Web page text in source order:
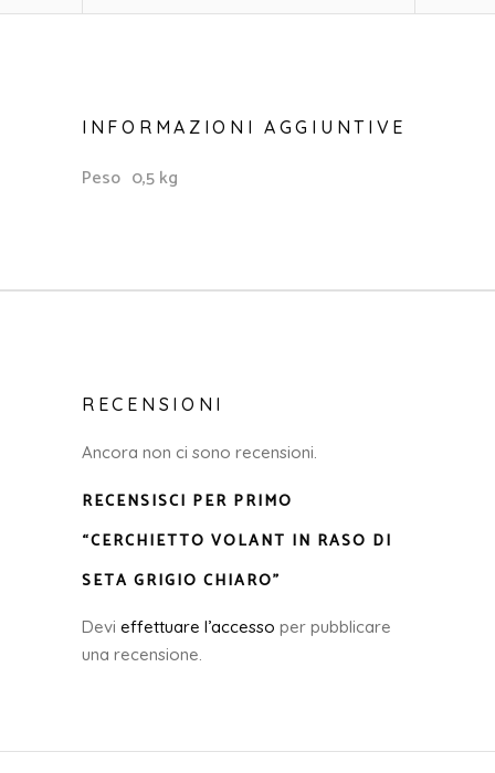
INFORMAZIONI AGGIUNTIVE
Peso 0,5 kg
RECENSIONI
Ancora non ci sono recensioni.
RECENSISCI PER PRIMO
“CERCHIETTO VOLANT IN RASO DI
SETA GRIGIO CHIARO”
Devi effettuare l’accesso per pubblicare
una recensione.